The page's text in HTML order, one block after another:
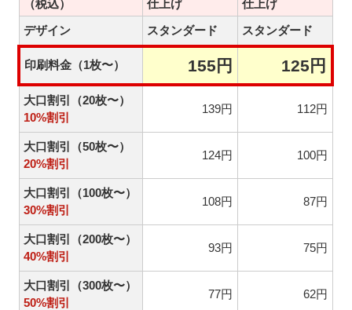
（税込）
仕上げ
仕上げ
デザイン
スタンダード スタンダード
印刷料金（1枚〜） 155円 125円
大口割引（20枚〜）
10%割引
139円 112円
大口割引（50枚〜）
20%割引
124円 100円
大口割引（100枚〜）
30%割引
108円 87円
大口割引（200枚〜）
40%割引
93円 75円
大口割引（300枚〜）
50%割引
77円 62円